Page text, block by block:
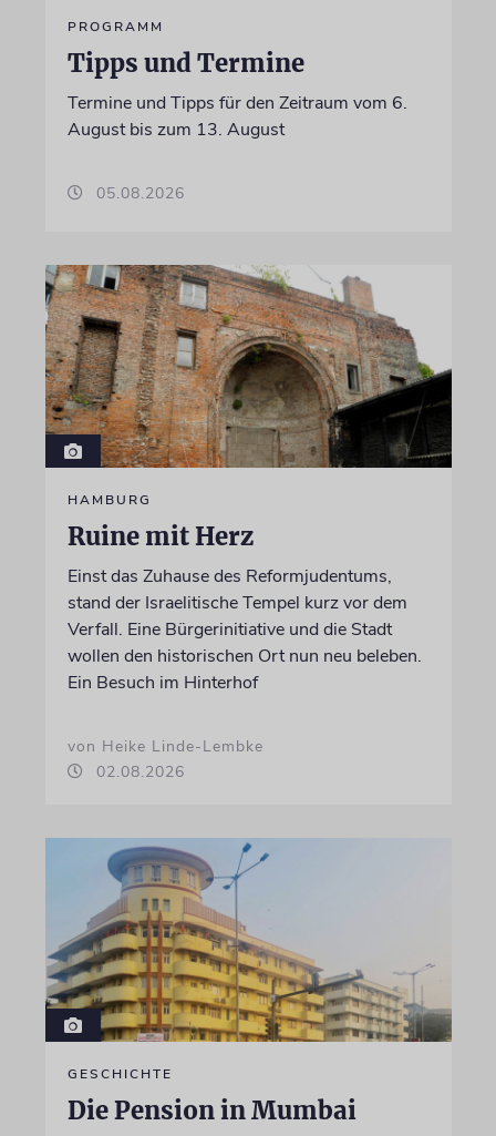
PROGRAMM
Tipps und Termine
Termine und Tipps für den Zeitraum vom 6.
August bis zum 13. August
05.08.2026
HAMBURG
Ruine mit Herz
Einst das Zuhause des Reformjudentums,
stand der Israelitische Tempel kurz vor dem
Verfall. Eine Bürgerinitiative und die Stadt
wollen den historischen Ort nun neu beleben.
Ein Besuch im Hinterhof
von Heike Linde-Lembke
02.08.2026
GESCHICHTE
Die Pension in Mumbai